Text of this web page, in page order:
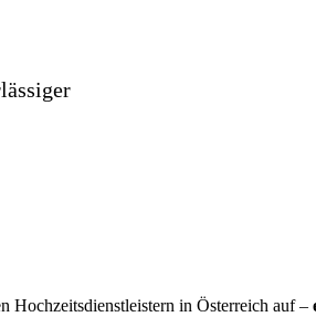
Hochzeitsdienstleistern in Österreich auf –